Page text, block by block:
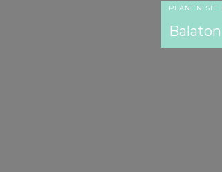
PLANEN SIE